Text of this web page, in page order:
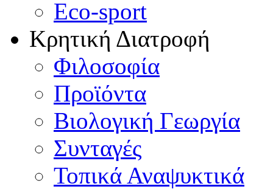
Eco-sport
Κρητική Διατροφή
Φιλοσοφία
Προϊόντα
Βιολογική Γεωργία
Συνταγές
Τοπικά Αναψυκτικά